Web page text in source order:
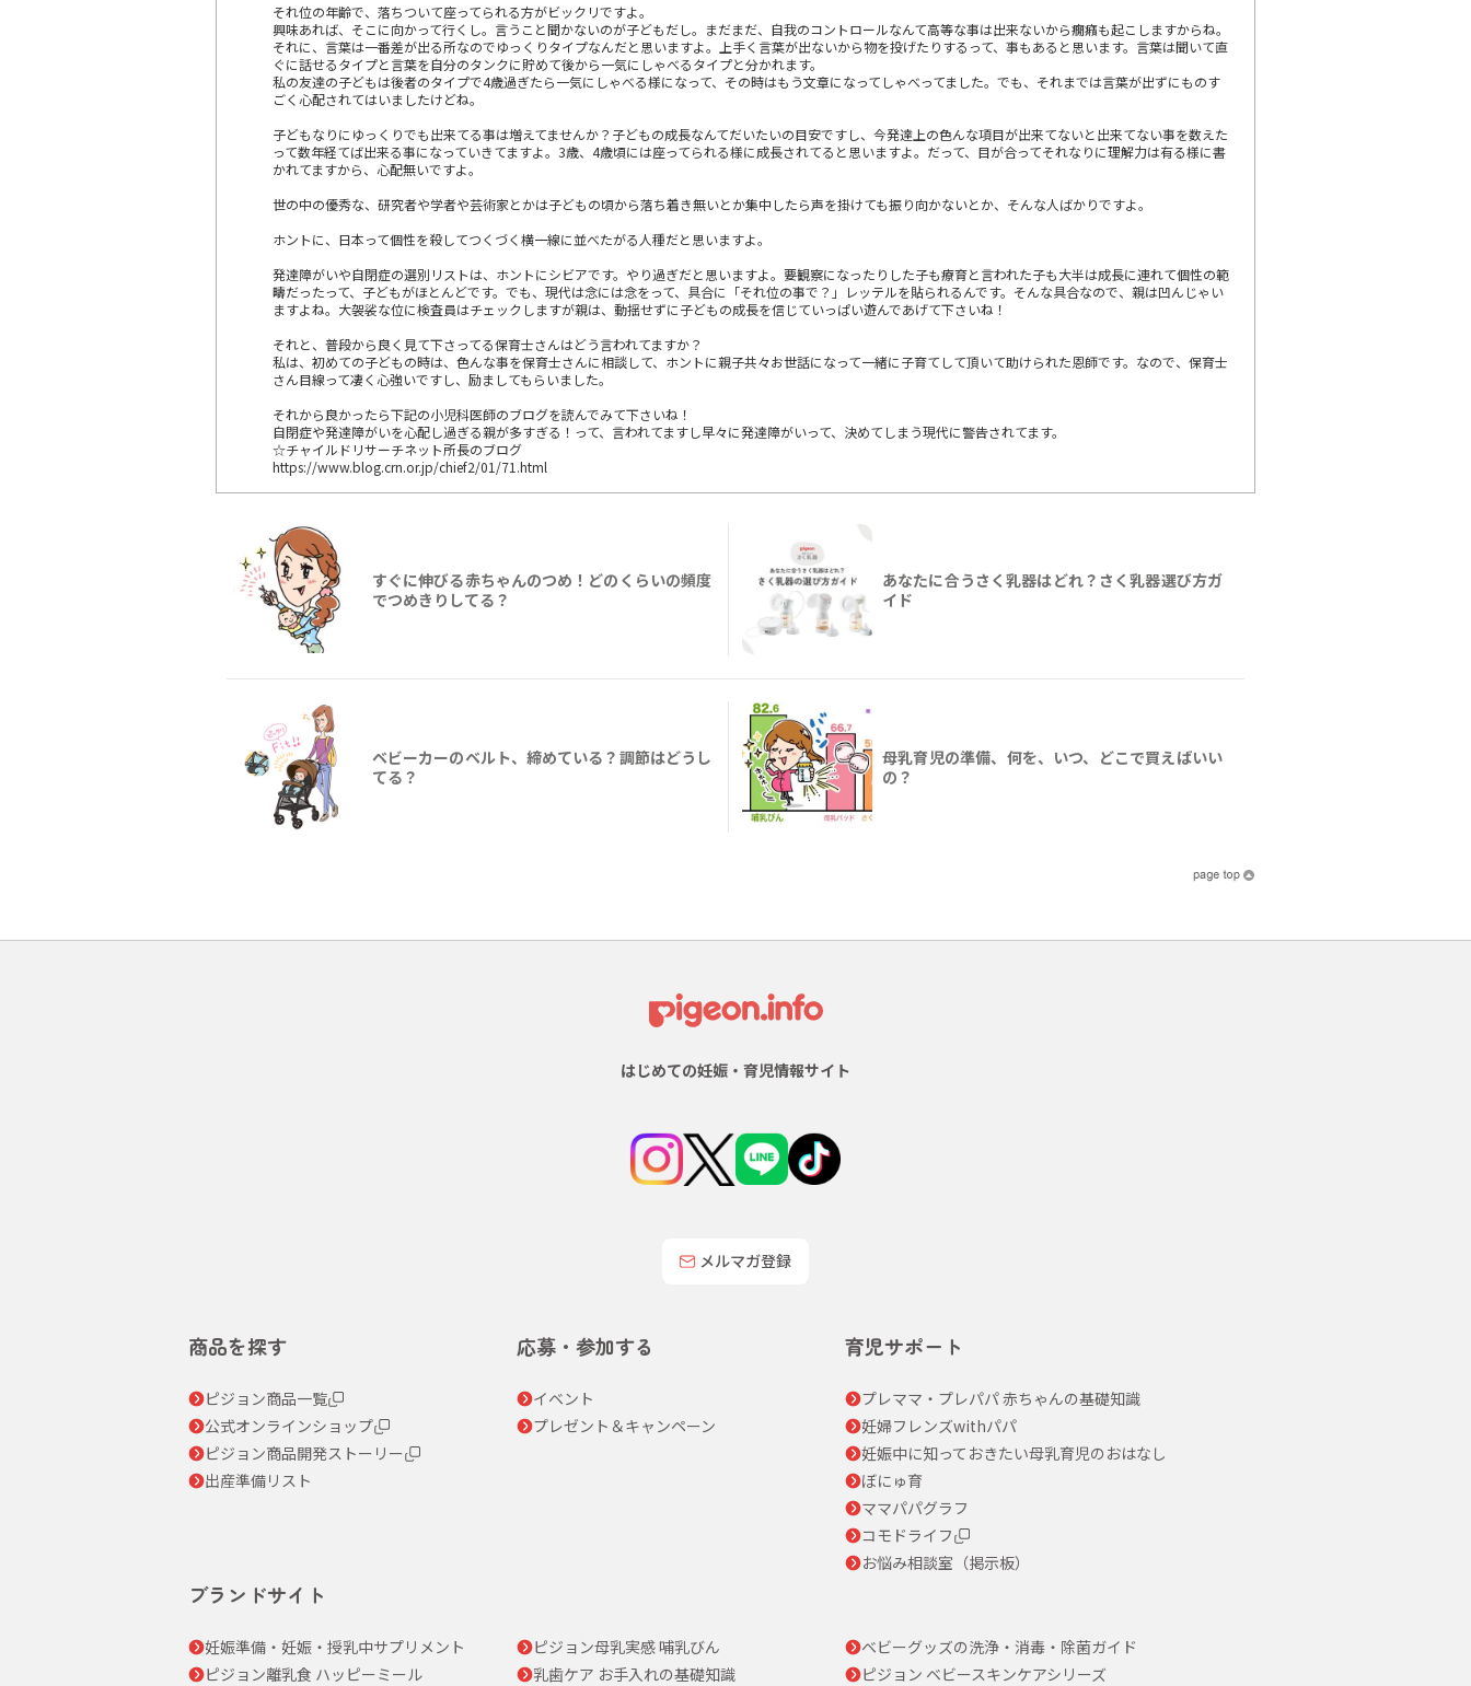
それ位の年齢で、落ちついて座ってられる方がビックリですよ。
興味あれば、そこに向かって行くし。言うこと聞かないのが子どもだし。まだまだ、自我のコントロールなんて高等な事は出来ないから癇癪も起こしますからね。
それに、言葉は一番差が出る所なのでゆっくりタイプなんだと思いますよ。上手く言葉が出ないから物を投げたりするって、事もあると思います。言葉は聞いて直
ぐに話せるタイプと言葉を自分のタンクに貯めて後から一気にしゃべるタイプと分かれます。
私の友達の子どもは後者のタイプで4歳過ぎたら一気にしゃべる様になって、その時はもう文章になってしゃべってました。でも、それまでは言葉が出ずにものす
ごく心配されてはいましたけどね。
子どもなりにゆっくりでも出来てる事は増えてませんか？子どもの成長なんてだいたいの目安ですし、今発達上の色んな項目が出来てないと出来てない事を数えた
って数年経てば出来る事になっていきてますよ。3歳、4歳頃には座ってられる様に成長されてると思いますよ。だって、目が合ってそれなりに理解力は有る様に書
かれてますから、心配無いですよ。
世の中の優秀な、研究者や学者や芸術家とかは子どもの頃から落ち着き無いとか集中したら声を掛けても振り向かないとか、そんな人ばかりですよ。
ホントに、日本って個性を殺してつくづく横一線に並べたがる人種だと思いますよ。
発達障がいや自閉症の選別リストは、ホントにシビアです。やり過ぎだと思いますよ。要観察になったりした子も療育と言われた子も大半は成長に連れて個性の範
疇だったって、子どもがほとんどです。でも、現代は念には念をって、具合に「それ位の事で？」レッテルを貼られるんです。そんな具合なので、親は凹んじゃい
ますよね。大袈裟な位に検査員はチェックしますが親は、動揺せずに子どもの成長を信じていっぱい遊んであげて下さいね！
それと、普段から良く見て下さってる保育士さんはどう言われてますか？
私は、初めての子どもの時は、色んな事を保育士さんに相談して、ホントに親子共々お世話になって一緒に子育てして頂いて助けられた恩師です。なので、保育士
さん目線って凄く心強いですし、励ましてもらいました。
それから良かったら下記の小児科医師のブログを読んでみて下さいね！
自閉症や発達障がいを心配し過ぎる親が多すぎる！って、言われてますし早々に発達障がいって、決めてしまう現代に警告されてます。
☆チャイルドリサーチネット所長のブログ
https://www.blog.crn.or.jp/chief2/01/71.html
すぐに伸びる赤ちゃんのつめ！どのくらいの頻度
でつめきりしてる？
あなたに合うさく乳器はどれ？さく乳器選び方ガ
イド
ベビーカーのベルト、締めている？調節はどうし
てる？
母乳育児の準備、何を、いつ、どこで買えばいい
の？
はじめての妊娠・育児情報サイト
メルマガ登録
商品を探す
ピジョン商品一覧
公式オンラインショップ
ピジョン商品開発ストーリー
出産準備リスト
応募・参加する
イベント
プレゼント＆キャンペーン
育児サポート
プレママ・プレパパ 赤ちゃんの基礎知識
妊婦フレンズwithパパ
妊娠中に知っておきたい母乳育児のおはなし
ぼにゅ育
ママパパグラフ
コモドライフ
お悩み相談室（掲示板）
ブランドサイト
妊娠準備・妊娠・授乳中サプリメント ピジョン母乳実感 哺乳びん
ベビーグッズの洗浄・消毒・除菌ガイド
ピジョン離乳食 ハッピーミール
乳歯ケア お手入れの基礎知識 ピジョン ベビースキンケアシリーズ